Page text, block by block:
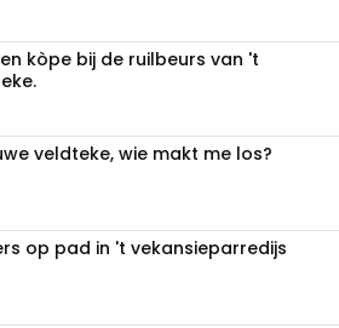
en kòpe bij de ruilbeurs van 't
veldteke, wie makt me los?
op pad in 't vekansieparredijs